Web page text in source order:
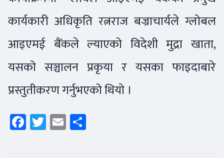
कार्यकारी अधिकृति रत्नराज बज्राचार्यले ग्लोबल
आइएमई बैंकले ल्याएको विदेशी मुद्रा खाता,
यसको सञ्चालन प्रकृया र यसका फाइदाबारे
प्रस्तुतीकरण गर्नुभएको थियो ।
Facebook
Twitter
Email